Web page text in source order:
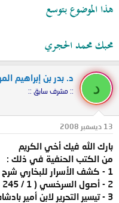
هذا الموضوع بتوسع
محبك محمد الحجري
د
د. بدر بن إبراهيم
:: مشرف سابق ::
13 ديسمبر 2008
بارك الله فيك أخي الكريم
من الكتب الحنفية في ذلك :
1 - كشف الأسرار للبخاري شرح أصول البزدوي ( 1 / 188 ) ( 2 / 440 )
2 - أصول السرخسي ( 1 / 245 ، 248 )
3 - تيسير التحرير لابن أمير بادشاه ( 1 / 242 - 247 )